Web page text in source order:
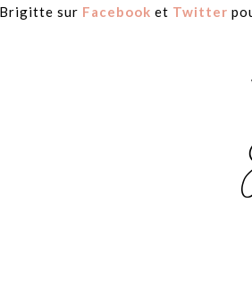
sur Facebook et Twitter